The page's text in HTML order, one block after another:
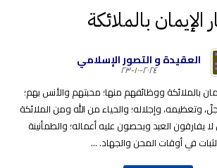
الإيمان بالملائكة
العقيدة و التصور الإسلامي
٢٠٢٤-١٠-٢٣
بالملائكة ووظائفهم منها؛ محبتهم والأنس بهم؛
وتعظيمه، وإجلاله؛ والحياء من الله ومن الملائكة
لا يفارقون العبد ويحصون عليه أعماله؛ والطمأنينة
في أوقات المحن والجهاد. ...